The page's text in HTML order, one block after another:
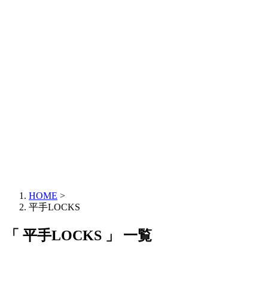
HOME >
平手LOCKS
「 平手LOCKS 」 一覧